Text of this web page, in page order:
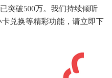
突破500万。我们持续倾听
兑换等精彩功能，请立即下